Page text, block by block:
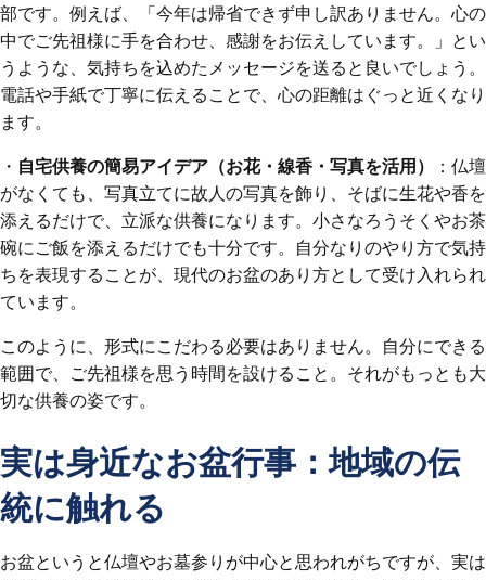
部です。例えば、「今年は帰省できず申し訳ありません。心の
中でご先祖様に手を合わせ、感謝をお伝えしています。」とい
うような、気持ちを込めたメッセージを送ると良いでしょう。
電話や手紙で丁寧に伝えることで、心の距離はぐっと近くなり
ます。
・ 自宅供養の簡易アイデア（お花・線香・写真を活用）
：仏壇
がなくても、写真立てに故人の写真を飾り、そばに生花や香を
添えるだけで、立派な供養になります。小さなろうそくやお茶
碗にご飯を添えるだけでも十分です。自分なりのやり方で気持
ちを表現することが、現代のお盆のあり方として受け入れられ
ています。
このように、形式にこだわる必要はありません。自分にできる
範囲で、ご先祖様を思う時間を設けること。それがもっとも大
切な供養の姿です。
実は身近なお盆行事：地域の伝
統に触れる
お盆というと仏壇やお墓参りが中心と思われがちですが、実は